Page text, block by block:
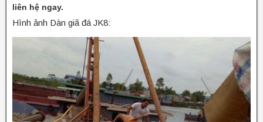
liên hệ ngay.
Hình ảnh Dàn giã đá JK8: